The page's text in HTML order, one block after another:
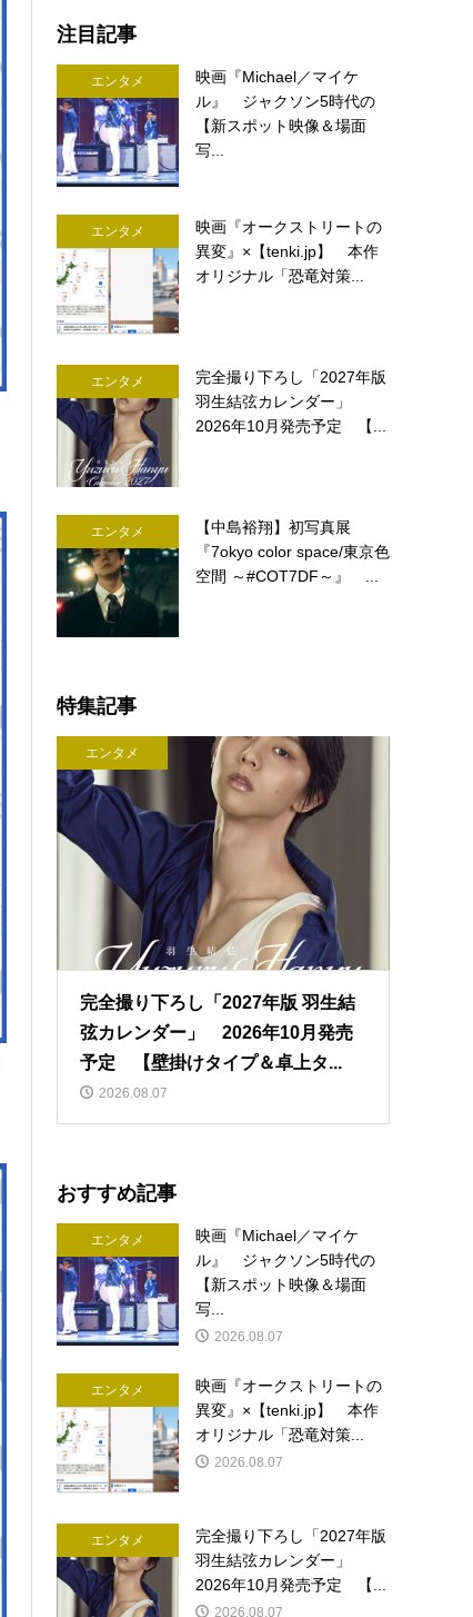
注目記事
エンタメ
映画『Michael／マイケ
ル』 ジャクソン5時代の
【新スポット映像＆場面
写...
エンタメ
映画『オークストリートの
異変』×【tenki.jp】 本作
オリジナル「恐竜対策...
エンタメ
完全撮り下ろし「2027年版
羽生結弦カレンダー」
2026年10月発売予定 【...
エンタメ
【中島裕翔】初写真展
『7okyo color space/東京色
空間 ～#COT7DF～』 ...
特集記事
エンタメ
完全撮り下ろし「2027年版 羽生結
弦カレンダー」 2026年10月発売
予定 【壁掛けタイプ＆卓上タ...
2026.08.07
おすすめ記事
エンタメ
映画『Michael／マイケ
ル』 ジャクソン5時代の
【新スポット映像＆場面
写...
2026.08.07
エンタメ
映画『オークストリートの
異変』×【tenki.jp】 本作
オリジナル「恐竜対策...
2026.08.07
エンタメ
完全撮り下ろし「2027年版
羽生結弦カレンダー」
2026年10月発売予定 【...
2026.08.07